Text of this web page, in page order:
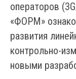
операторов
«ФОРМ»
развития
контрольно-
новыми